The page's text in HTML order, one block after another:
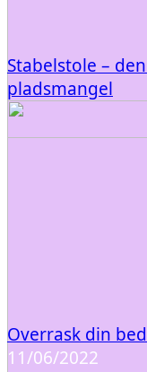
Stabelstole –
pladsmangel
Overrask din
11/06/2022